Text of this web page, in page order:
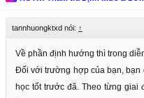
tannhuongktxd nói: ↑
Về phần định hướng thì trong
Đối với trường hợp của bạn, bạn
học tốt trước đã. Theo từng giai